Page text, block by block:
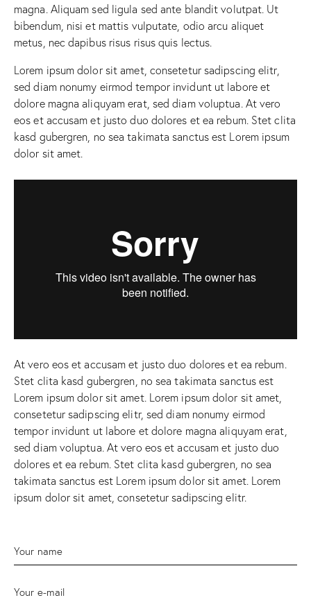
magna. Aliquam sed ligula sed ante blandit volutpat. Ut
bibendum, nisi et mattis vulputate, odio arcu aliquet
metus, nec dapibus risus risus quis lectus.
Lorem ipsum dolor sit amet, consetetur sadipscing elitr,
sed diam nonumy eirmod tempor invidunt ut labore et
dolore magna aliquyam erat, sed diam voluptua. At vero
eos et accusam et justo duo dolores et ea rebum. Stet clita
kasd gubergren, no sea takimata sanctus est Lorem ipsum
dolor sit amet.
At vero eos et accusam et justo duo dolores et ea rebum.
Stet clita kasd gubergren, no sea takimata sanctus est
Lorem ipsum dolor sit amet. Lorem ipsum dolor sit amet,
consetetur sadipscing elitr, sed diam nonumy eirmod
tempor invidunt ut labore et dolore magna aliquyam erat,
sed diam voluptua. At vero eos et accusam et justo duo
dolores et ea rebum. Stet clita kasd gubergren, no sea
takimata sanctus est Lorem ipsum dolor sit amet. Lorem
ipsum dolor sit amet, consetetur sadipscing elitr.